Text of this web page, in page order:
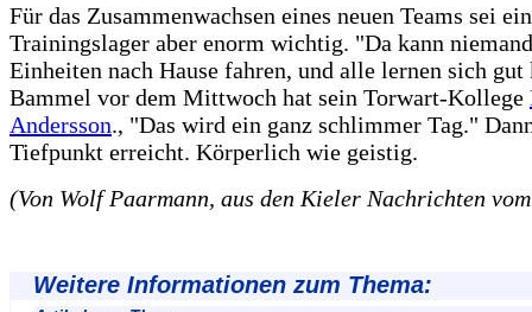
Für das Zusammenwachsen eines neuen Teams sei ein
Trainingslager aber enorm wichtig. "Da kann
Einheiten nach Hause fahren, und alle lernen sich gut
Bammel vor dem Mittwoch hat sein Torwart-Kollege
Andersson., "Das wird ein ganz schlimmer Tag."
Tiefpunkt erreicht. Körperlich wie geistig.
(Von Wolf Paarmann, aus den Kieler Nachrichten
Weitere Informationen zum Thema: